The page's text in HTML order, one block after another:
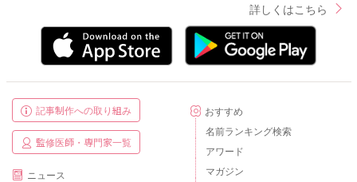
詳しくはこちら
記事制作への取り組み
監修医師・専門家一覧
ニュース
おすすめ
名前ランキング検索
アワード
マガジン